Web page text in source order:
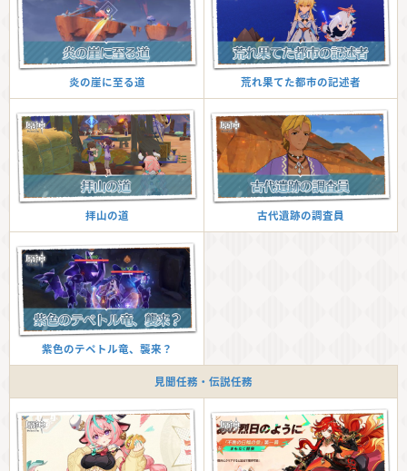
炎の崖に至る道 荒れ果てた都市の記述者
拝山の道 古代遺跡の調査員
紫色のテペトル竜、襲来？
見聞任務・伝説任務